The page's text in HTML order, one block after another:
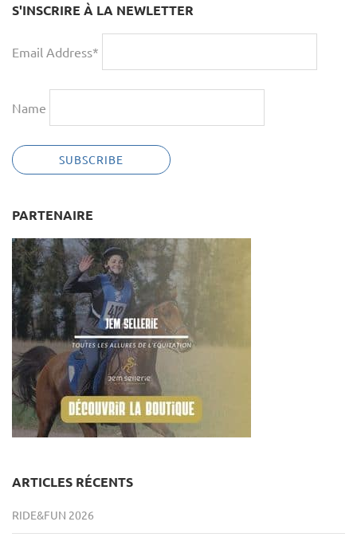
S'INSCRIRE À LA NEWLETTER
Email Address*
Name
PARTENAIRE
ARTICLES RÉCENTS
RIDE&FUN 2026